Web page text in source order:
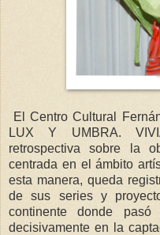
El Centro Cultural
LUX Y UMBRA.
retrospectiva sobre la
centrada en el ámbito
esta manera, queda
de sus series y
continente donde
decisivamente en la